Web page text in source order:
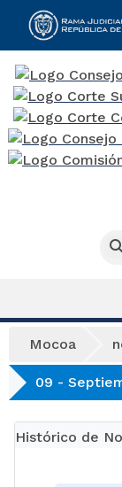
Mocoa
09 -
Histórico de